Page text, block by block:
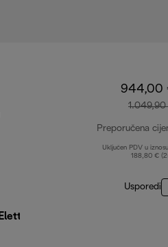
944,00
Preporučena
Uključen PDV u
188,80 €
Usporedi